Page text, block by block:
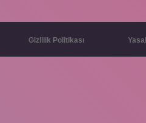
Gizlilik Politikası